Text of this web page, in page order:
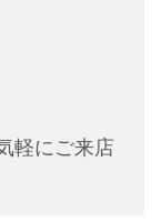
軽にご来店